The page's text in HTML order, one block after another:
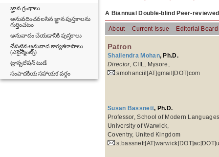
జ్ఞాన గ్రంథాలు
అనువదించవలసిన జ్ఞాన పుస్తకాలను
గుర్తించటం
అనువాదం చేయడానికి పుస్తకాలు
చేపట్టిన అనువాద కార్యకలాపాలు
(ఎసైన్మెంట్స్)
ట్రాన్సలేషన్ టుడే
సంపాదకీయ సహాయక వర్గం
A Biannual Double-blind Peer-
About Current Issue Editorial Board
Patron
Shailendra Mohan, Ph.D.
Director, CIIL, Mysore,
smohanciil[AT]gmail[DOT]com
Susan Bassnett, Ph.D.
Professor, School of Modern
University of Warwick,
Coventry, United Kingdom